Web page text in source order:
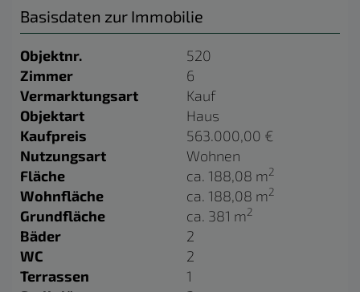
Basisdaten zur Immobilie
Objektnr.
520
Zimmer
6
Vermarktungsart
Kauf
Objektart
Haus
Kaufpreis
563.000,00 €
Nutzungsart
Wohnen
Fläche
ca. 188,08 m2
Wohnfläche ca. 188,08 m2
Grundfläche ca. 381 m2
Bäder
2
WC
2
Terrassen
1